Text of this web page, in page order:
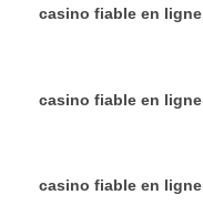
casino fiable en ligne
casino fiable en ligne
casino fiable en ligne